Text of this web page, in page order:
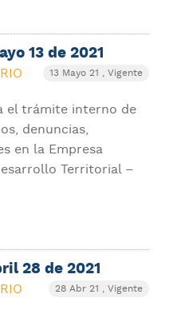
13 de 2021
13 Mayo 21 , Vigente
el trámite interno de
denuncias,
en la Empresa
Territorial –
28 de 2021
28 Abr 21 , Vigente